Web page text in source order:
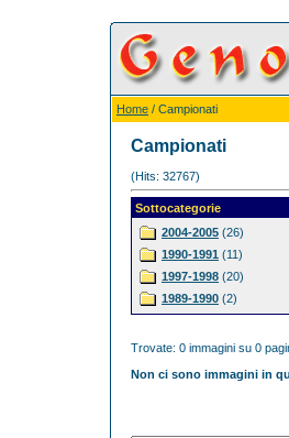
Home / Campionati
Campionati
(Hits: 32767)
Sottocategorie
2004-2005 (26)
1990-1991 (11)
1997-1998 (20)
1989-1990 (2)
Trovate: 0 immagini su 0
Non ci sono immagini in